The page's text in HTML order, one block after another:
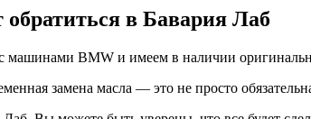
обратиться в Бавария Лаб
машинами BMW и имеем в наличии
замена масла — это не просто